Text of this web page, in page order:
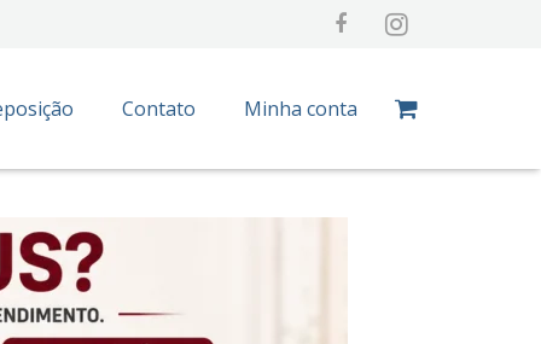
Contato Minha conta